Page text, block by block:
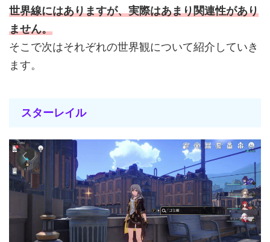
世界線にはありますが、実際はあまり関連性があり
ません。
そこで次はそれぞれの世界観について紹介していき
ます。
スターレイル